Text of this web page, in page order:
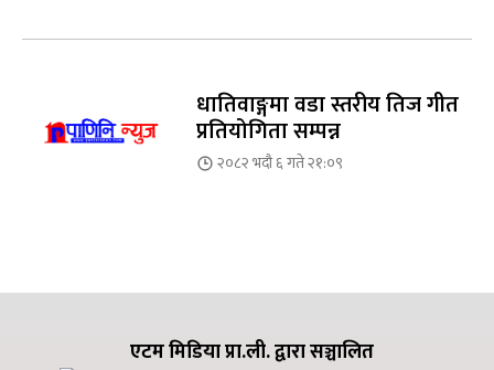
धातिवाङ्गमा वडा स्तरीय तिज गीत
प्रतियोगिता सम्पन्न
२०८२ भदौ ६ गते २१:०९
एटम मिडिया प्रा.ली. द्वारा सञ्चालित